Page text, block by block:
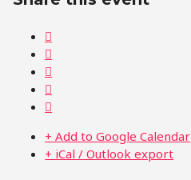
+ Add to Google Calendar
+ iCal / Outlook export